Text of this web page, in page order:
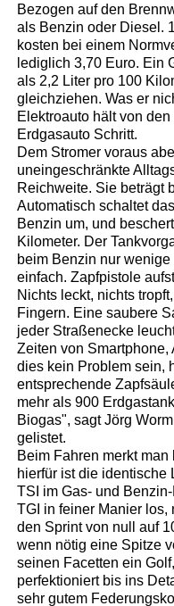
Bezogen auf den
als Benzin oder Diesel.
kosten bei einem
lediglich 3,70 Euro. Ein
als 2,2 Liter pro 100
gleichziehen. Was er
Elektroauto hält von
Erdgasauto Schritt.
Dem Stromer voraus
uneingeschränkte
Reichweite. Sie beträgt
Automatisch schaltet
Benzin um, und
Kilometer. Der
beim Benzin nur
einfach. Zapfpistole
Nichts leckt, nichts
Fingern. Eine saubere
jeder Straßenecke
Zeiten von Smartphone,
dies kein Problem sein,
entsprechende
mehr als 900
Biogas", sagt Jörg
gelistet.
Beim Fahren merkt
hierfür ist die identische
TSI im Gas- und
TGI in feiner Manier los,
den Sprint von null auf
wenn nötig eine Spitze
seinen Facetten ein
perfektioniert bis ins
sehr gutem